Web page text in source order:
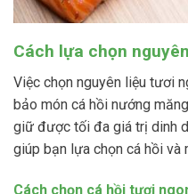
Cách lựa chọn
Việc chọn nguyên liệu tươi
bảo món cá hồi nướng
giữ được tối đa giá trị dinh
giúp bạn lựa chọn cá hồi và
Cách chọn cá hồi tươi